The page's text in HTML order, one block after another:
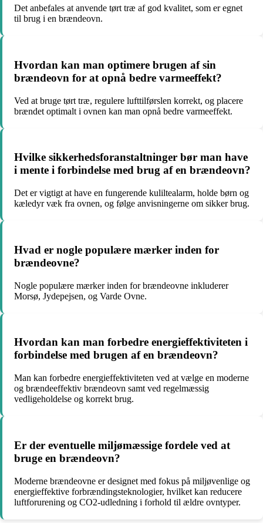
Det anbefales at anvende tørt træ af god kvalitet, som er egnet
til brug i en brændeovn.
Hvordan kan man optimere brugen af sin
brændeovn for at opnå bedre varmeeffekt?
Ved at bruge tørt træ, regulere lufttilførslen korrekt, og placere
brændet optimalt i ovnen kan man opnå bedre varmeeffekt.
Hvilke sikkerhedsforanstaltninger bør man have
i mente i forbindelse med brug af en brændeovn?
Det er vigtigt at have en fungerende kuliltealarm, holde børn og
kæledyr væk fra ovnen, og følge anvisningerne om sikker brug.
Hvad er nogle populære mærker inden for
brændeovne?
Nogle populære mærker inden for brændeovne inkluderer
Morsø, Jydepejsen, og Varde Ovne.
Hvordan kan man forbedre energieffektiviteten i
forbindelse med brugen af en brændeovn?
Man kan forbedre energieffektiviteten ved at vælge en moderne
og brændeeffektiv brændeovn samt ved regelmæssig
vedligeholdelse og korrekt brug.
Er der eventuelle miljømæssige fordele ved at
bruge en brændeovn?
Moderne brændeovne er designet med fokus på miljøvenlige og
energieffektive forbrændingsteknologier, hvilket kan reducere
luftforurening og CO2-udledning i forhold til ældre ovntyper.